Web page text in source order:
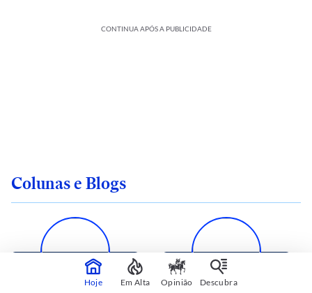
CONTINUA APÓS A PUBLICIDADE
Colunas e Blogs
Hoje Em Alta Opinião Descubra